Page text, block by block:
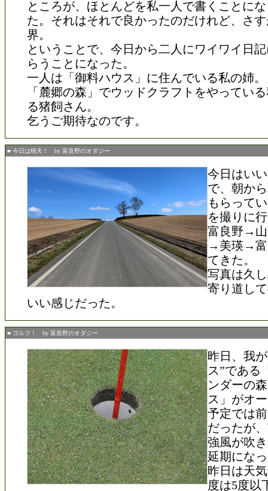
ところが、ほとんどを私一人で書くことに
た。それはそれで良かったのだけれど、さ
界。
ということで、今日から二人にワイワイ日
らうことになった。
一人は「御料ハウス」に住んでいる私の姉
「麓郷の森」でウッドクラフトをやってい
る猪飼さん。
乞うご期待なのです。
■ 今日は晴天！ by 富良野のオダジー
今日はい
で、朝か
もらって
を撮りに
富良野→
→美瑛→富
てきた。
写真は久
寄り道し
いい感じだった。
■ ゴルフ！ by 富良野のオダジー
昨日、我
ス”である
ンダーの
ス」がオ
予定では
だったが
強風が吹
延期にな
昨日は天
度は5度以